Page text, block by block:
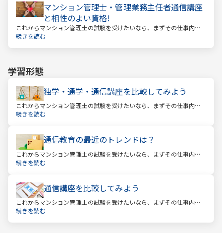
マンション管理士・管理業務主任者通信講座
と相性のよい資格!
これからマンション管理士の試験を受けたいなら、まずその仕事内容
を確かめましょう。この仕事では、マンション管理組合の総合的なサ
続きを読む
学習形態
独学・通学・通信講座を比較してみよう
これからマンション管理士の試験を受けたいなら、まずその仕事内容
を確かめましょう。この仕事では、マンション管理組合の総合的なサ
続きを読む
通信教育の最近のトレンドは？
これからマンション管理士の試験を受けたいなら、まずその仕事内容
を確かめましょう。この仕事では、マンション管理組合の総合的なサ
続きを読む
通信講座を比較してみよう
これからマンション管理士の試験を受けたいなら、まずその仕事内容
を確かめましょう。この仕事では、マンション管理組合の総合的なサ
続きを読む